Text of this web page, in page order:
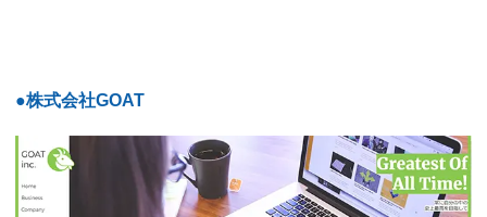
●株式会社GOAT